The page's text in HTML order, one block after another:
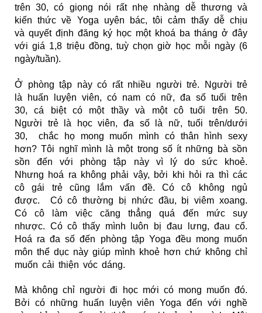
trên 30, có giọng nói rất nhẹ nhàng dễ thương và
kiến thức về Yoga uyên bác, tôi cảm thấy dễ chịu
và quyết định đăng ký học một khoá ba tháng ở đây
với giá 1,8 triệu đồng, tuỳ chọn giờ học mỗi ngày (6
ngày/tuần).
Ở phòng tập này có rất nhiều người trẻ. Người trẻ
là huấn luyện viên, có nam có nữ, đa số tuổi trên
30, cá biệt có một thầy và một cô tuổi trên 50.
Người trẻ là học viên, đa số là nữ, tuổi trên/dưới
30, chắc họ mong muốn mình có thân hình sexy
hơn? Tôi nghĩ mình là một trong số ít những bà sồn
sồn đến với phòng tập này vì lý do sức khoẻ.
Nhưng hoá ra không phải vậy, bởi khi hỏi ra thì các
cô gái trẻ cũng lắm vấn đề. Có cô không ngủ
được. Có cô thường bị nhức đầu, bị viêm xoang.
Có cô làm việc căng thẳng quá đến mức suy
nhược. Có cô thấy mình luôn bị đau lưng, đau cổ.
Hoá ra đa số đến phòng tập Yoga đều mong muốn
môn thể dục này giúp mình khoẻ hơn chứ không chỉ
muốn cải thiện vóc dáng.
Mà không chỉ người đi học mới có mong muốn đó.
Bởi có những huấn luyện viên Yoga đến với nghề